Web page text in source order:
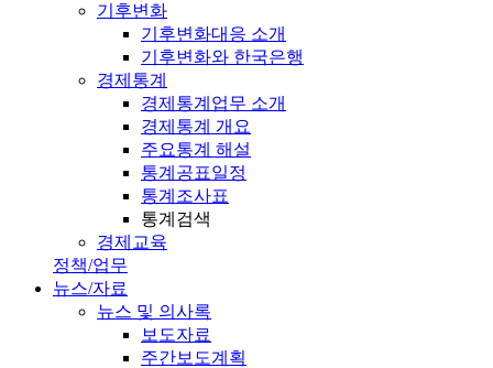
기후변화
기후변화대응 소개
기후변화와 한국은행
경제통계
경제통계업무 소개
경제통계 개요
주요통계 해설
통계공표일정
통계조사표
통계검색
경제교육
정책/업무
뉴스/자료
뉴스 및 의사록
보도자료
주간보도계획